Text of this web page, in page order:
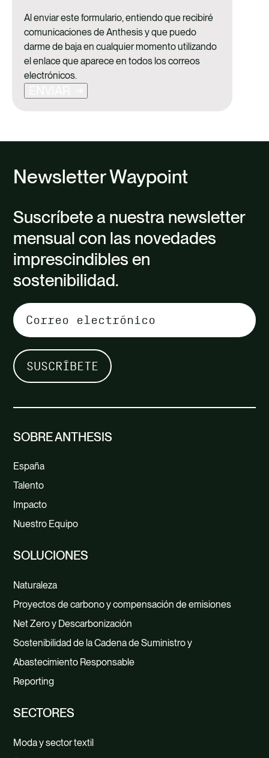
Al enviar este formulario, entiendo que recibiré
comunicaciones de Anthesis y que puedo
darme de baja en cualquier momento utilizando
el enlace que aparece en todos los correos
electrónicos.
Newsletter Waypoint
Suscríbete a nuestra newsletter
mensual con las novedades
imprescindibles en
sostenibilidad.
SOBRE ANTHESIS
España
Talento
Impacto
Nuestro Equipo
SOLUCIONES
Naturaleza
Proyectos de carbono y compensación de emisiones
Net Zero y Descarbonización
Sostenibilidad de la Cadena de Suministro y
Abastecimiento Responsable
Reporting
SECTORES
Moda y sector textil